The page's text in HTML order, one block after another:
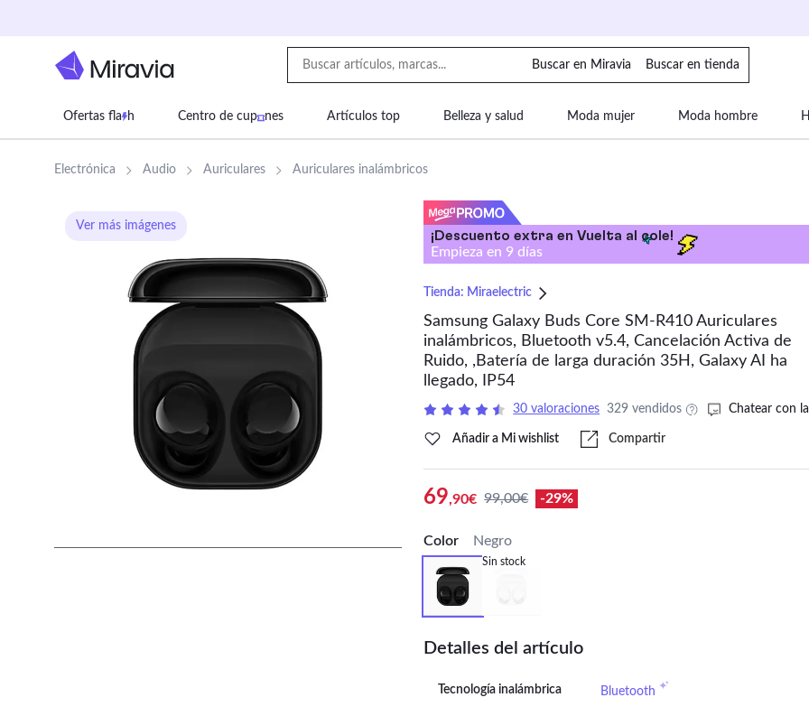
Buscar en Miravia Buscar en tienda
Ofertas fla h Centro de cup nes Artículos top Belleza y salud Moda mujer Moda hombre
Supermercado Juguetes Deportes Equipaje
Electrónica Audio Auriculares Auriculares inalámbricos
Ver más imágenes
¡Descuento extra en Vuelta al cole!
Empieza en 9 días
Tienda: Miraelectric
Samsung Galaxy Buds Core SM-R410 Auriculares
inalámbricos, Bluetooth v5.4, Cancelación Activa de
Ruido, ,Batería de larga duración 35H, Galaxy AI ha
llegado, IP54
30 valoraciones 329 vendidos Chatear con
Añadir a Mi wishlist Compartir
69,90€ 99,00€ -29%
Color Negro
Sin stock
Detalles del artículo
Tecnología inalámbrica Bluetooth